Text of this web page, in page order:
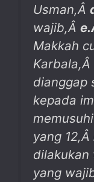
Usman,Â
wajib,Â e.
Makkah
Karbala,Â
dianggap
kepada
yang 12,Â
dilakukan
yang